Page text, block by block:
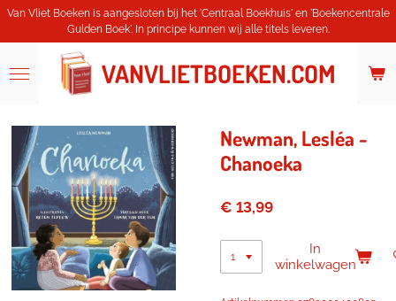
Ga
hoofdinhoud
VANVLIETBOEKEN.COM
Van Vliet Boeken is aangesloten bij het 'Centraal Boekhuis' en 'Boekencentrale
Gulden Boek'. In principe kunnen wij alle titels leveren.
Newman, Lesléa -
Chanoeka
€ 13,99
In
winkelwagen